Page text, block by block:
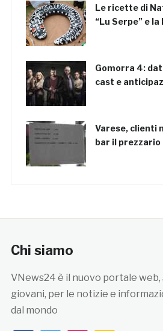
Le ricette di
“Lu Serpe” e
Gomorra 4:
cast e
Varese, clienti
bar il prezzario
Chi siamo
VNews24 è il nuovo portale
giovani, per le notizie e
dal mondo